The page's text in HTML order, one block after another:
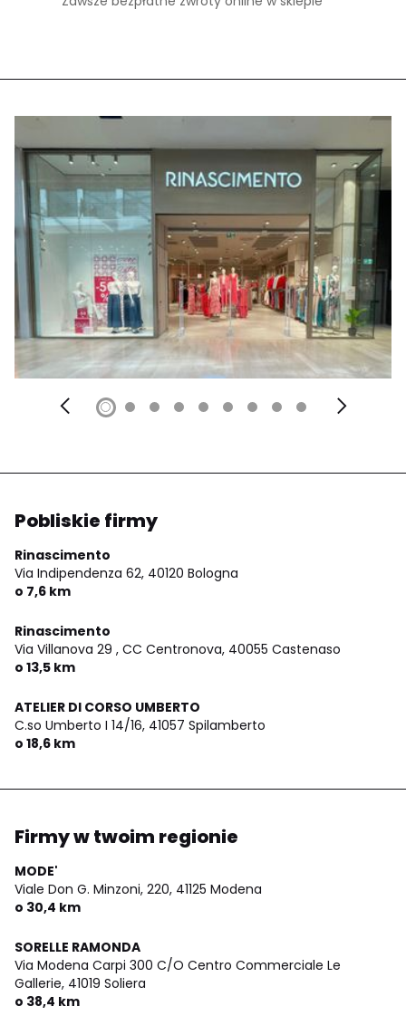
Pobliskie firmy
Rinascimento
Via Indipendenza 62, 40120 Bologna
o 7,6 km
Rinascimento
Via Villanova 29 , CC Centronova, 40055 Castenaso
o 13,5 km
ATELIER DI CORSO UMBERTO
C.so Umberto I 14/16, 41057 Spilamberto
o 18,6 km
Firmy w twoim regionie
MODE'
Viale Don G. Minzoni, 220, 41125 Modena
o 30,4 km
SORELLE RAMONDA
Via Modena Carpi 300 C/O Centro Commerciale Le
Gallerie, 41019 Soliera
o 38,4 km